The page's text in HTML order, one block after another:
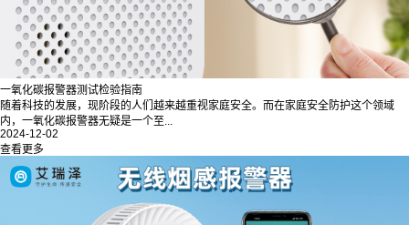
一氧化碳报警器测试检验指南
随着科技的发展，现阶段的人们越来越重视家庭安全。而在家庭安全防护这个领域
内，一氧化碳报警器无疑是一个至...
2024-12-02
查看更多